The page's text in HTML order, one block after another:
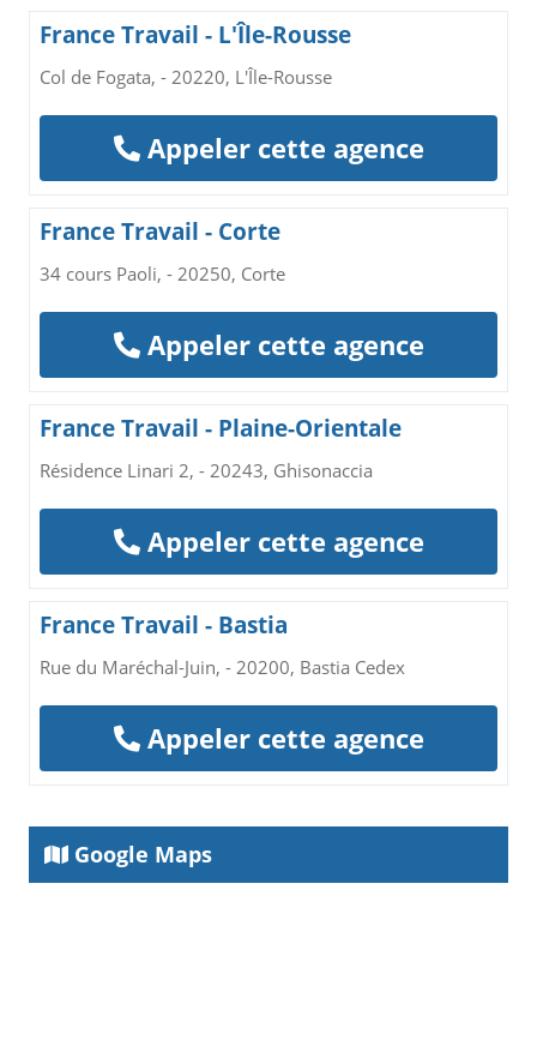
France Travail - L'Île-Rousse
Col de Fogata, - 20220, L'Île-Rousse
Appeler cette agence
France Travail - Corte
34 cours Paoli, - 20250, Corte
Appeler cette agence
France Travail - Plaine-Orientale
Résidence Linari 2, - 20243, Ghisonaccia
Appeler cette agence
France Travail - Bastia
Rue du Maréchal-Juin, - 20200, Bastia Cedex
Appeler cette agence
Google Maps